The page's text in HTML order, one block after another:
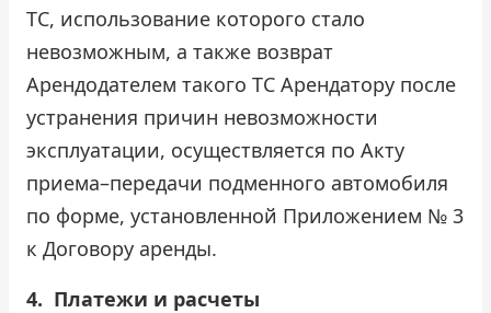
ТС, использование которого стало
невозможным, а также возврат
Арендодателем такого ТС Арендатору после
устранения причин невозможности
эксплуатации, осуществляется по Акту
приема–передачи подменного автомобиля
по форме, установленной Приложением № 3
к Договору аренды.
4. Платежи и расчеты